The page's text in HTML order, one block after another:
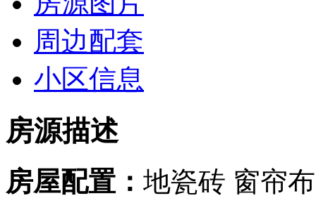
周边配套
小区信息
房源描述
房屋配置： 地瓷砖 窗帘